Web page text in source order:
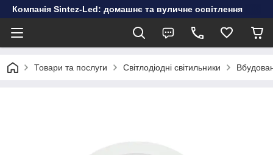
Компанія Sintez-Led: домашнє та вуличне освітлення
Товари та послуги Світлодіодні світильники